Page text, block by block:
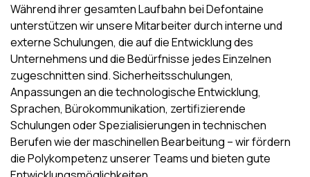
Während ihrer gesamten Laufbahn bei Defontaine
unterstützen wir unsere Mitarbeiter durch interne und
externe Schulungen, die auf die Entwicklung des
Unternehmens und die Bedürfnisse jedes Einzelnen
zugeschnitten sind. Sicherheitsschulungen,
Anpassungen an die technologische Entwicklung,
Sprachen, Bürokommunikation, zertifizierende
Schulungen oder Spezialisierungen in technischen
Berufen wie der maschinellen Bearbeitung – wir fördern
die Polykompetenz unserer Teams und bieten gute